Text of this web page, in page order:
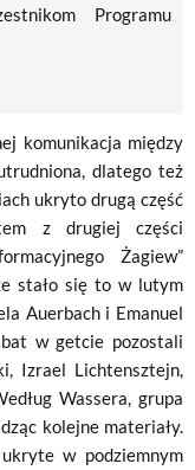
Programu
komunikacja między
dlatego też
ukryto drugą część
z drugiej części
Żagiew”
stało się to w lutym
Auerbach i Emanuel
w getcie pozostali
Izrael Lichtensztejn,
Wassera, grupa
kolejne materiały.
w podziemnym